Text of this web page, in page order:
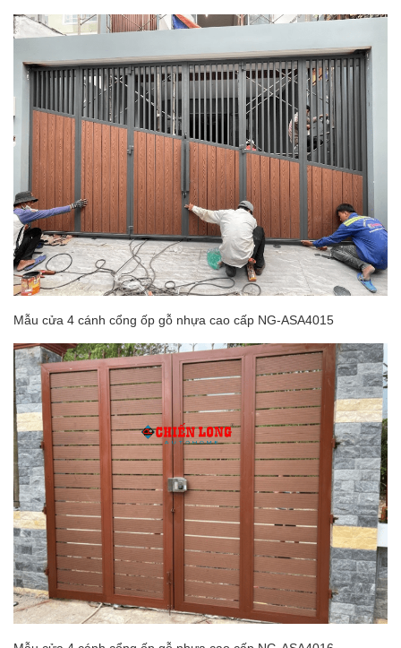
Mẫu cửa 4 cánh cổng ốp gỗ nhựa cao cấp NG-ASA4015